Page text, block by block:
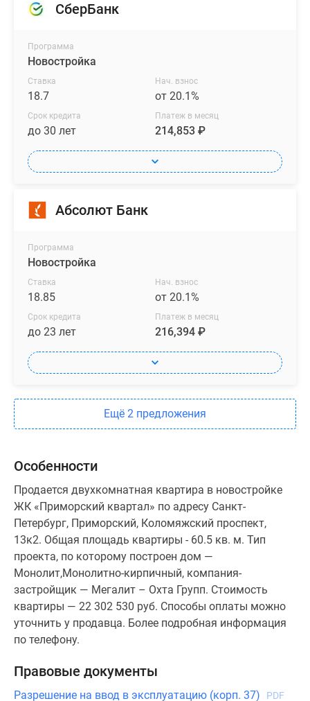
СберБанк
Программа
Новостройка
Ставка
18.7
Нач. взнос
от 20.1%
Срок кредита
до 30 лет
Платеж в месяц
214,853 ₽
Абсолют Банк
Программа
Новостройка
Ставка
18.85
Нач. взнос
от 20.1%
Срок кредита
до 23 лет
Платеж в месяц
216,394 ₽
Ещё 2 предложения
Особенности
Продается двухкомнатная квартира в новостройке
ЖК «Приморский квартал» по адресу Санкт-
Петербург, Приморский, Коломяжский проспект,
13к2. Общая площадь квартиры - 60.5 кв. м. Тип
проекта, по которому построен дом —
Монолит,Монолитно-кирпичный, компания-
застройщик — Мегалит – Охта Групп. Стоимость
квартиры — 22 302 530 руб. Способы оплаты можно
уточнить у продавца. Более подробная информация
по телефону.
Правовые документы
Разрешение на ввод в эксплуатацию (корп. 37)
PDF